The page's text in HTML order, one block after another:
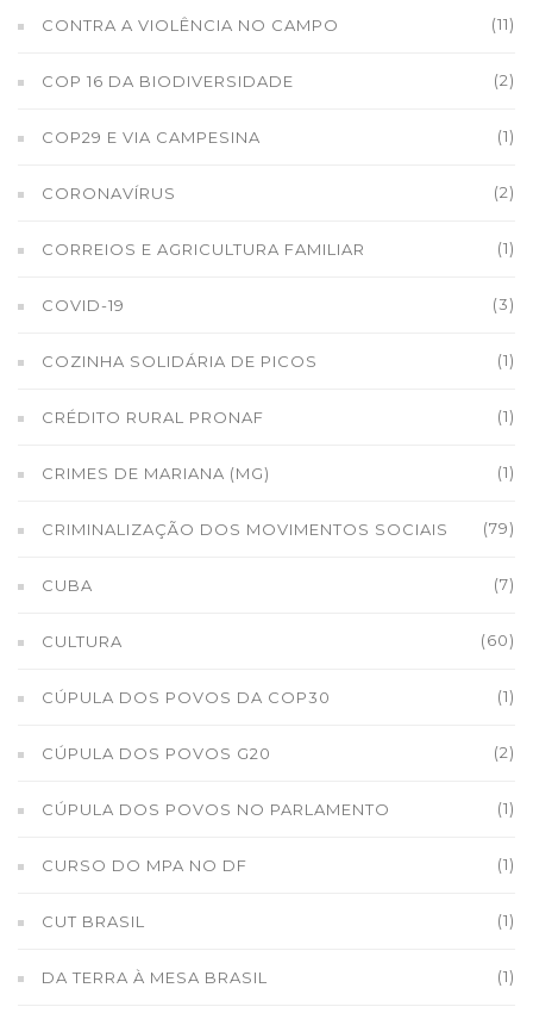
CONTRA A VIOLÊNCIA NO CAMPO (11)
COP 16 DA BIODIVERSIDADE (2)
COP29 E VIA CAMPESINA (1)
CORONAVÍRUS (2)
CORREIOS E AGRICULTURA FAMILIAR (1)
COVID-19 (3)
COZINHA SOLIDÁRIA DE PICOS (1)
CRÉDITO RURAL PRONAF (1)
CRIMES DE MARIANA (MG) (1)
CRIMINALIZAÇÃO DOS MOVIMENTOS SOCIAIS (79)
CUBA (7)
CULTURA (60)
CÚPULA DOS POVOS DA COP30 (1)
CÚPULA DOS POVOS G20 (2)
CÚPULA DOS POVOS NO PARLAMENTO (1)
CURSO DO MPA NO DF (1)
CUT BRASIL (1)
DA TERRA À MESA BRASIL (1)